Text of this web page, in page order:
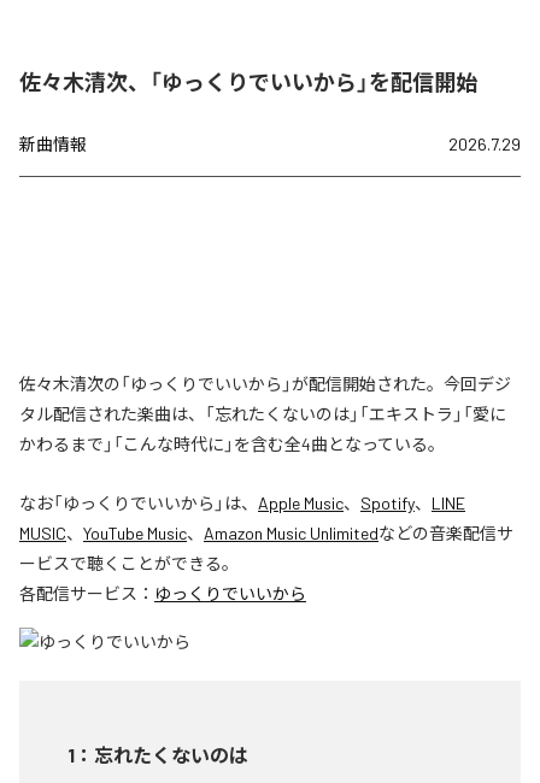
佐々木清次、「ゆっくりでいいから」を配信開始
新曲情報 2026.7.29
佐々木清次の「ゆっくりでいいから」が配信開始された。今回デジ
タル配信された楽曲は、「忘れたくないのは」「エキストラ」「愛に
かわるまで」「こんな時代に」を含む全4曲となっている。
なお「ゆっくりでいいから 」は、 Apple Music、 Spotify、 LINE
MUSIC、 YouTube Music、 Amazon Music Unlimitedなどの音楽配信サ
ービスで聴くことができる。
各配信サービス： ゆっくりでいいから
1 ： 忘れたくないのは